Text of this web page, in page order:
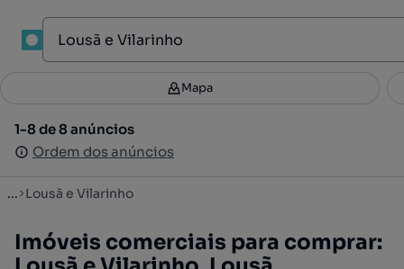
Filtros 2
1-8 de 8 anúncios
Ordem dos anúncios
Mapa
1-8 de 8 anúncios
Ordem dos anúncios
... Lousã e Vilarinho
Imóveis comerciais para comprar: